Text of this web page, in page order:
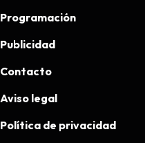
Programación
Publicidad
Contacto
Aviso legal
Política de privacidad